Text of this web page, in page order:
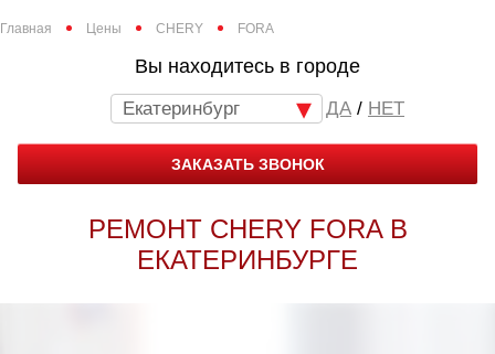
Главная Цены CHERY FORA
Вы находитесь в городе
Екатеринбург / НЕТ
ЗАКАЗАТЬ ЗВОНОК
РЕМОНТ CHERY FORA В
ЕКАТЕРИНБУРГЕ